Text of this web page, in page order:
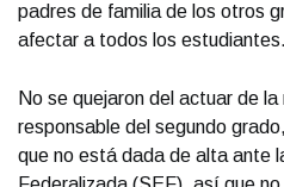
padres de familia de los otros
afectar a todos los estudiantes.
No se quejaron del actuar de
responsable del segundo
que no está dada de alta ante